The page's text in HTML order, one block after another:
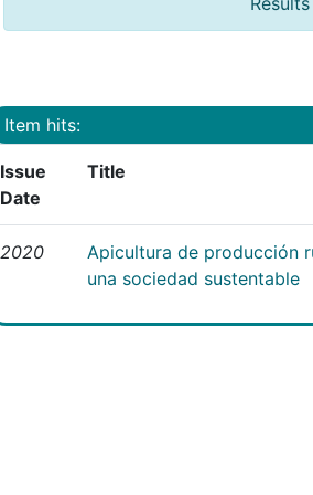
Item hits:
Issue
Date
Title
2020
Apicultura de producción
una sociedad sustentable